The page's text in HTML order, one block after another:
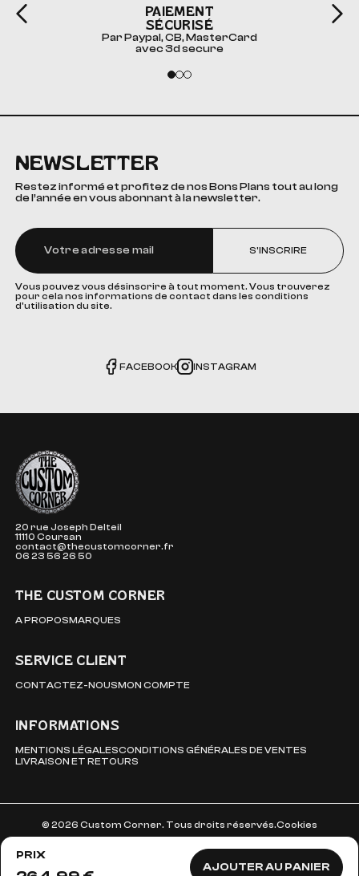
PRIX
AJOUTER AU PANIER
PAIEMENT
SÉCURISÉ
Par Paypal, CB, MasterCard
avec 3d secure
NEWSLETTER
Restez informé et profitez de nos Bons Plans tout au long
de l’année en vous abonnant à la newsletter.
S'INSCRIRE
Vous pouvez vous désinscrire à tout moment. Vous trouverez
pour cela nos informations de contact dans les conditions
d'utilisation du site.
FACEBOOK INSTAGRAM
The Custom Corner
20 rue Joseph Delteil
11110 Coursan
contact@thecustomcorner.fr
06 23 56 26 50
THE CUSTOM CORNER
A PROPOSMARQUES
SERVICE CLIENT
CONTACTEZ-NOUSMON COMPTE
INFORMATIONS
MENTIONS LÉGALESCONDITIONS GÉNÉRALES DE VENTES
LIVRAISON ET RETOURS
© 2026 Custom Corner. Tous droits réservés.Cookies